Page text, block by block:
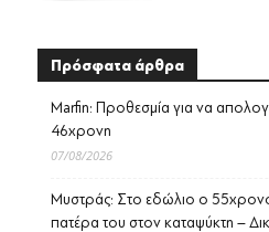
Πρόσφατα άρθρα
Marfin: Προθεσμία για να
46χρονη
07/08/2026
Μυστράς: Στο εδώλιο ο
πατέρα του στον καταψύκτη –